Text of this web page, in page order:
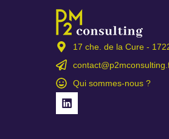
17 che. de la Cure -
Qui sommes-nous ?